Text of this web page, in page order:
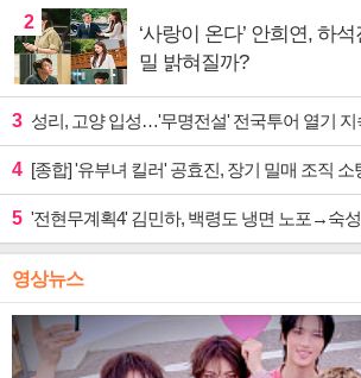
2
‘사랑이 온다’ 안희연, 하
밀 밝혀질까?
3 성리, 고양 입성…'무명전설' 전국투어 열기 지
4 [종합] '유부녀 킬러' 공효진, 장기 밀매 조직 소탕…4
5 '전현무계획4' 김민하, 백령도 냉면 노포→숙성 광어초
영상뉴스